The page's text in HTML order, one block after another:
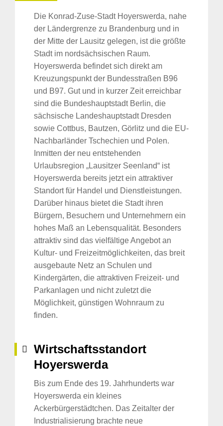
Die Konrad-Zuse-Stadt Hoyerswerda, nahe
der Ländergrenze zu Brandenburg und in
der Mitte der Lausitz gelegen, ist die größte
Stadt im nordsächsischen Raum.
Hoyerswerda befindet sich direkt am
Kreuzungspunkt der Bundesstraßen B96
und B97. Gut und in kurzer Zeit erreichbar
sind die Bundeshauptstadt Berlin, die
sächsische Landeshauptstadt Dresden
sowie Cottbus, Bautzen, Görlitz und die EU-
Nachbarländer Tschechien und Polen.
Inmitten der neu entstehenden
Urlaubsregion „Lausitzer Seenland“ ist
Hoyerswerda bereits jetzt ein attraktiver
Standort für Handel und Dienstleistungen.
Darüber hinaus bietet die Stadt ihren
Bürgern, Besuchern und Unternehmern ein
hohes Maß an Lebensqualität. Besonders
attraktiv sind das vielfältige Angebot an
Kultur- und Freizeitmöglichkeiten, das breit
ausgebaute Netz an Schulen und
Kindergärten, die attraktiven Freizeit- und
Parkanlagen und nicht zuletzt die
Möglichkeit, günstigen Wohnraum zu
finden.
Wirtschaftsstandort
Hoyerswerda
Bis zum Ende des 19. Jahrhunderts war
Hoyerswerda ein kleines
Ackerbürgerstädtchen. Das Zeitalter der
Industrialisierung brachte neue